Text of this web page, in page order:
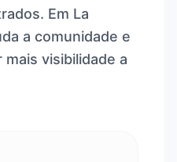
Em La
a comunidade e
mais visibilidade a